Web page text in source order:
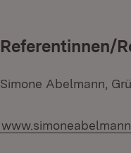
Referentinnen/
Simone Abelmann,